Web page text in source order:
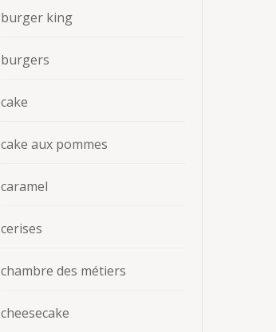
burger king
burgers
cake
cake aux pommes
caramel
cerises
chambre des métiers
cheesecake